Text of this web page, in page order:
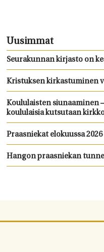
Uusimmat
Seurakunnan kirjasto on
Kristuksen kirkastuminen
Koululaisten siunaaminen
koululaisia kutsutaan
Praasniekat elokuussa 2026
Hangon praasniekan